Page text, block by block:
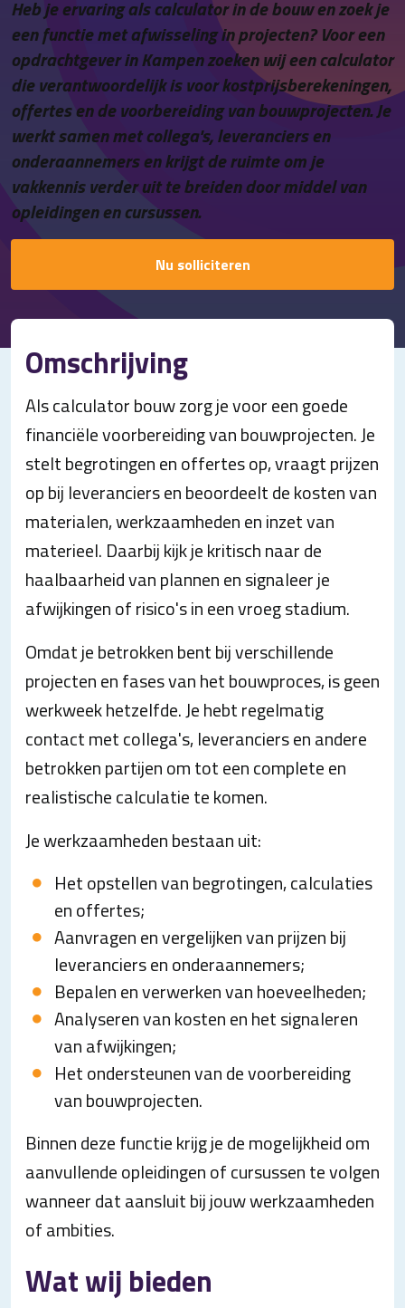
Contact
Heb je ervaring als calculator in de bouw en zoek je
een functie met afwisseling in projecten? Voor een
opdrachtgever in Kampen zoeken wij een calculator
die verantwoordelijk is voor kostprijsberekeningen,
offertes en de voorbereiding van bouwprojecten. Je
werkt samen met collega's, leveranciers en
onderaannemers en krijgt de ruimte om je
vakkennis verder uit te breiden door middel van
opleidingen en cursussen.
Nu solliciteren
Omschrijving
Als calculator bouw zorg je voor een goede
financiële voorbereiding van bouwprojecten. Je
stelt begrotingen en offertes op, vraagt prijzen
op bij leveranciers en beoordeelt de kosten van
materialen, werkzaamheden en inzet van
materieel. Daarbij kijk je kritisch naar de
haalbaarheid van plannen en signaleer je
afwijkingen of risico's in een vroeg stadium.
Omdat je betrokken bent bij verschillende
projecten en fases van het bouwproces, is geen
werkweek hetzelfde. Je hebt regelmatig
contact met collega's, leveranciers en andere
betrokken partijen om tot een complete en
realistische calculatie te komen.
Je werkzaamheden bestaan uit:
Het opstellen van begrotingen, calculaties
en offertes;
Aanvragen en vergelijken van prijzen bij
leveranciers en onderaannemers;
Bepalen en verwerken van hoeveelheden;
Analyseren van kosten en het signaleren
van afwijkingen;
Het ondersteunen van de voorbereiding
van bouwprojecten.
Binnen deze functie krijg je de mogelijkheid om
aanvullende opleidingen of cursussen te volgen
wanneer dat aansluit bij jouw werkzaamheden
of ambities.
Wat wij bieden